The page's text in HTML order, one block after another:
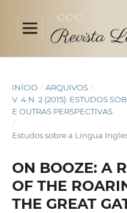
INÍCIO / ARQUIVOS /
V. 4 N. 2 (2015): ESTUDOS
E OUTRAS PERSPECTIVAS
/
Estudos sobre a Língua
ON BOOZE: A
OF THE
THE GREAT